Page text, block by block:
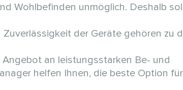
Wohlbefinden unmöglich. Deshalb
der Geräte gehören zu
an leistungsstarken Be- und
helfen Ihnen, die beste Option